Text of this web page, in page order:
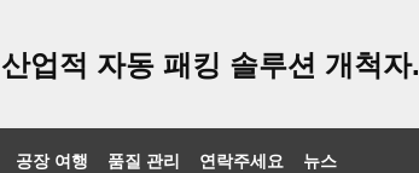
산업적 자동 패킹 솔루션 개척자.
공장 여행 품질 관리 연락주세요 뉴스